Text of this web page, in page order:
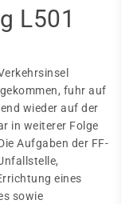
L501
fuhr auf
wieder auf der
in weiterer Folge
Aufgaben der FF-
eines
sowie